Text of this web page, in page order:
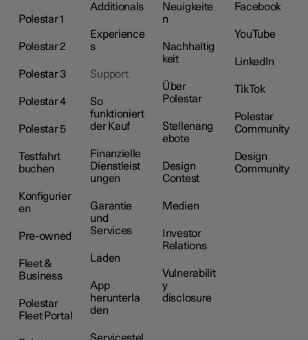
Polestar 1
Polestar 2
Polestar 3
Polestar 4
Polestar 5
Testfahrt
buchen
Konfigurier
en
Pre-owned
Fleet &
Business
Polestar
Fleet Portal
Additionals
Experience
s
Support
So
funktioniert
der Kauf
Finanzielle
Dienstleist
ungen
Garantie
und
Services
Laden
App
herunterla
den
Neuigkeite
n
Nachhaltig
keit
Über
Polestar
Stellenang
ebote
Design
Contest
Medien
Investor
Relations
Vulnerabilit
y
disclosure
Facebook
YouTube
LinkedIn
TikTok
Polestar
Community
Design
Community